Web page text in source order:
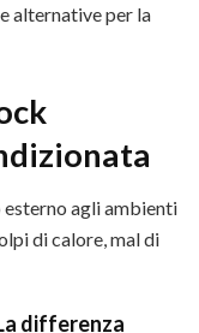
alternative per la
agli ambienti
di calore, mal di
differenza